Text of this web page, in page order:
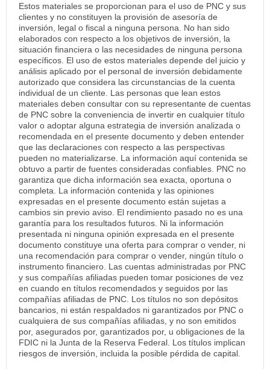
Estos materiales se proporcionan para el uso de PNC y sus
clientes y no constituyen la provisión de asesoría de
inversión, legal o fiscal a ninguna persona. No han sido
elaborados con respecto a los objetivos de inversión, la
situación financiera o las necesidades de ninguna persona
específicos. El uso de estos materiales depende del juicio y
análisis aplicado por el personal de inversión debidamente
autorizado que considera las circunstancias de la cuenta
individual de un cliente. Las personas que lean estos
materiales deben consultar con su representante de cuentas
de PNC sobre la conveniencia de invertir en cualquier título
valor o adoptar alguna estrategia de inversión analizada o
recomendada en el presente documento y deben entender
que las declaraciones con respecto a las perspectivas
pueden no materializarse. La información aquí contenida se
obtuvo a partir de fuentes consideradas confiables. PNC no
garantiza que dicha información sea exacta, oportuna o
completa. La información contenida y las opiniones
expresadas en el presente documento están sujetas a
cambios sin previo aviso. El rendimiento pasado no es una
garantía para los resultados futuros. Ni la información
presentada ni ninguna opinión expresada en el presente
documento constituye una oferta para comprar o vender, ni
una recomendación para comprar o vender, ningún título o
instrumento financiero. Las cuentas administradas por PNC
y sus compañías afiliadas pueden tomar posiciones de vez
en cuando en títulos recomendados y seguidos por las
compañías afiliadas de PNC. Los títulos no son depósitos
bancarios, ni están respaldados ni garantizados por PNC o
cualquiera de sus compañías afiliadas, y no son emitidos
por, asegurados por, garantizados por, u obligaciones de la
FDIC ni la Junta de la Reserva Federal. Los títulos implican
riesgos de inversión, incluida la posible pérdida de capital.